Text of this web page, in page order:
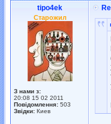
tipo4ek
Старожил
З нами з:
20:08 15 02 2011
Повідомлення: 503
Звідки: Киев